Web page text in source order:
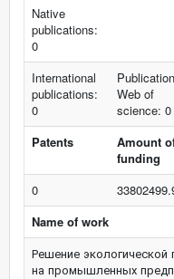
Native
publications:
0
International
publications:
0
Web of
science: 0
Patents
Amount
funding
0
Name of work
Решение
на промышленных